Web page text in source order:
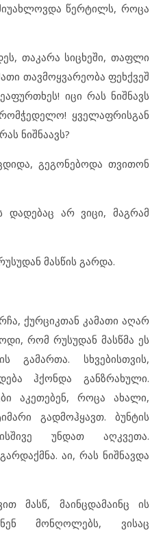
წერტილს, როცა
თაკარა სიცხეში, თაფლი
თავმოყვარეობა ფეხქვეშ
იცი რას ნიშნავს
ყველაფრისგან
ნიშნაავს?
გეგონებოდა თვითონ
დადებაც არ ვიცი, მაგრამ
მასწის გარდა.
ქურციკთან კამათი აღარ
რომ რუსუდან მასწმა ეს
გამართა. სხვებისთვის,
ჰქონდა განზრახული.
აკეთებენ, როცა ახალი,
გადმოჰყავთ. ბუნტის
უნდათ აღკვეთა.
აი, რას ნიშნავდა
მასწ, მაინცდამაინც ის
მონღოლებს, ვისაც